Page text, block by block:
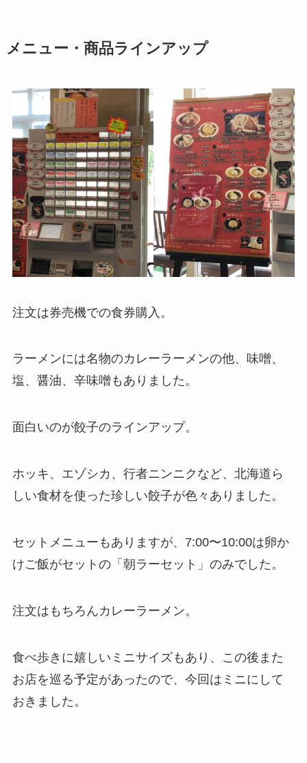
メニュー・商品ラインアップ
注文は券売機での食券購入。
ラーメンには名物のカレーラーメンの他、味噌、
塩、醤油、辛味噌もありました。
面白いのが餃子のラインアップ。
ホッキ、エゾシカ、行者ニンニクなど、北海道ら
しい食材を使った珍しい餃子が色々ありました。
セットメニューもありますが、7:00〜10:00は卵か
けご飯がセットの「朝ラーセット」のみでした。
注文はもちろんカレーラーメン。
食べ歩きに嬉しいミニサイズもあり、この後また
お店を巡る予定があったので、今回はミニにして
おきました。